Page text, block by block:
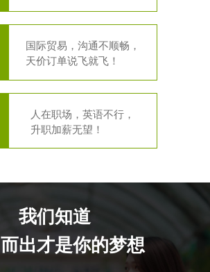
国际贸易，沟通不顺畅，
天价订单说飞就飞！
人在职场，英语不行，
升职加薪无望！
我们知道
出才是你的梦想